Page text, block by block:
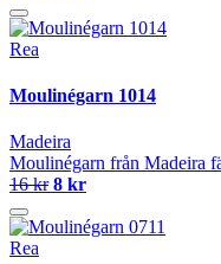
Rea
Moulinégarn 1014
Madeira
Moulinégarn från Madeira
16 kr 8 kr
Rea